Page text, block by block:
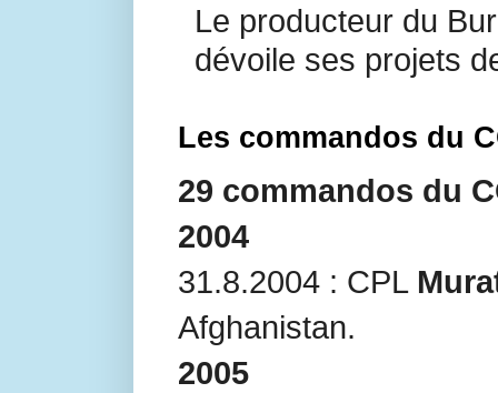
Le producteur du
dévoile ses projets
Les commandos du
29 commandos du
2004
31.8.2004 : CPL
Afghanistan.
2005